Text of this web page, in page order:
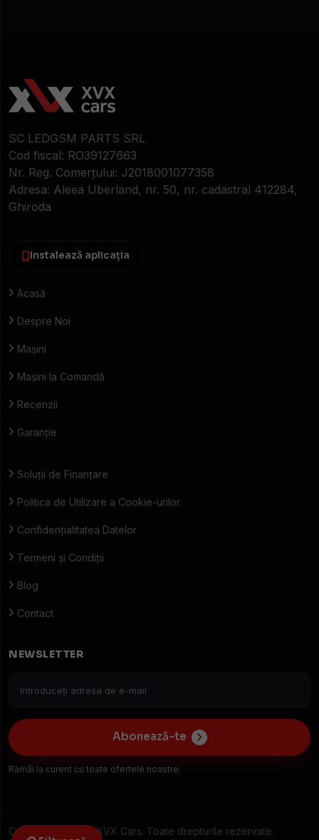
SC LEDGSM PARTS SRL
Cod fiscal: RO39127663
Nr. Reg. Comerțului: J2018001077358
Adresa: Aleea Uberland, nr. 50, nr. cadastral 412284,
Ghiroda
Instalează aplicația
Acasă
Despre Noi
Mașini
Mașini la Comandă
Recenzii
Garanție
Soluții de Finanțare
Politica de Utilizare a Cookie-urilor
Confidențialitatea Datelor
Termeni și Condiții
Blog
Contact
NEWSLETTER
Abonează-te
Rămâi la curent cu toate ofertele noastre.
Copyright © 2026 XVX Cars. Toate drepturile rezervate.